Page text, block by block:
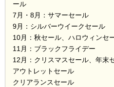
ール
7月・8月：サマーセール
9月：シルバーウイークセール
10月：秋セール、ハロウィンセ
11月：ブラックフライデー
12月：クリスマスセール、年末
アウトレットセール
クリアランスセール